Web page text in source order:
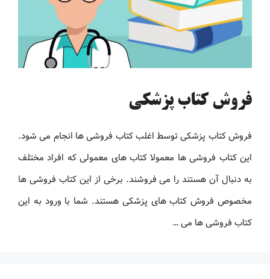
فروش کتاب پزشکی
فروش کتاب پزشکی توسط اغلب کتاب فروشی ها انجام می شود.
این کتاب فروشی ها معمولا کتاب های معمولی که افراد مختلف
به دنبال آن هستند را می فروشند. برخی از این کتاب فروشی ها
مخصوص فروش کتاب های پزشکی هستند. شما با ورود به این
کتاب فروشی ها می …